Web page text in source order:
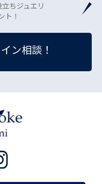
ちジュエリ
ト！
ン相談！